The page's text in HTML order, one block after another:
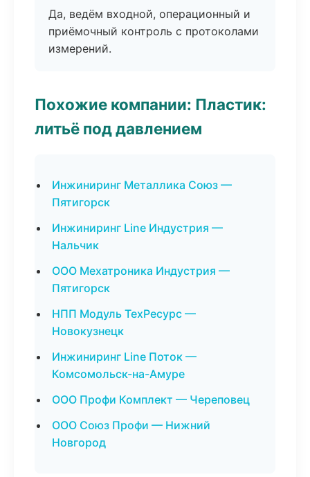
Да, ведём входной, операционный и
приёмочный контроль с протоколами
измерений.
Похожие компании: Пластик:
литьё под давлением
Инжиниринг Металлика Союз —
Пятигорск
Инжиниринг Line Индустрия —
Нальчик
ООО Мехатроника Индустрия —
Пятигорск
НПП Модуль ТехРесурс —
Новокузнецк
Инжиниринг Line Поток —
Комсомольск-на-Амуре
ООО Профи Комплект — Череповец
ООО Союз Профи — Нижний
Новгород